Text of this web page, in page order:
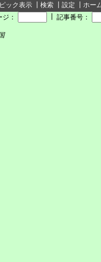
ック表示 検索 設定
ホー
：
記事番号：